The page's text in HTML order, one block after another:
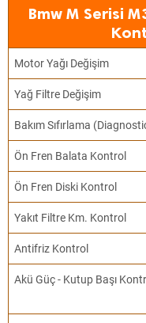
Bmw M Serisi
Motor Yağı Değişim
Yağ Filtre Değişim
Bakım Sıfırlama
Ön Fren Balata Kontrol
Ön Fren Diski Kontrol
Yakıt Filtre Km. Kontrol
Antifriz Kontrol
Akü Güç - Kutup Başı